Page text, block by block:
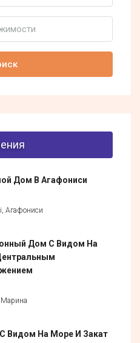
Дом В Агафониси
Агафониси
Дом С Видом На
Марина
Видом На Море И Закат